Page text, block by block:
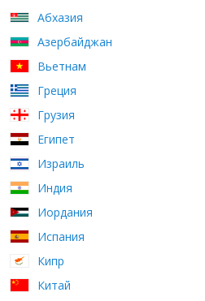
Абхазия
Азербайджан
Вьетнам
Греция
Грузия
Египет
Израиль
Индия
Иордания
Испания
Кипр
Китай